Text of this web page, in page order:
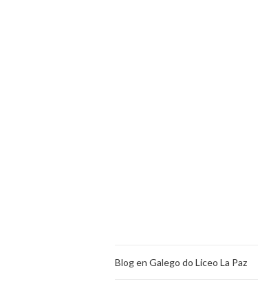
Blog en Galego do Liceo La Paz